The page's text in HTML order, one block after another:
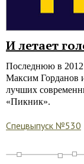
И летает
Последнюю в 2012
Максим Горданов
лучших
«Пикник».
Спецвыпуск №530